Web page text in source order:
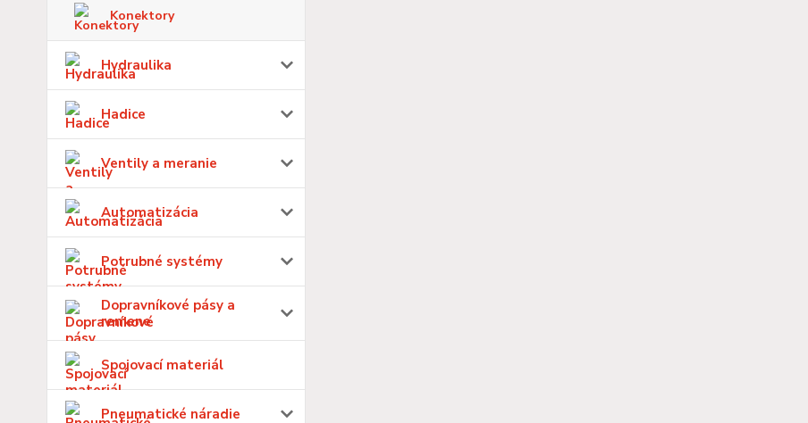
Konektory
Hydraulika
Hadice
Ventily a meranie
Automatizácia
Potrubné systémy
Dopravníkové pásy a
remene
Spojovací materiál
Pneumatické náradie